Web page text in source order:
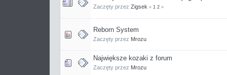
Zaczęty przez Zigsek « 1 2 »
Reborn System
Zaczęty przez Mrozu
Największe kozaki z forum
Zaczęty przez Mrozu